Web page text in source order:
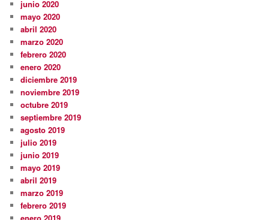
junio 2020
mayo 2020
abril 2020
marzo 2020
febrero 2020
enero 2020
diciembre 2019
noviembre 2019
octubre 2019
septiembre 2019
agosto 2019
julio 2019
junio 2019
mayo 2019
abril 2019
marzo 2019
febrero 2019